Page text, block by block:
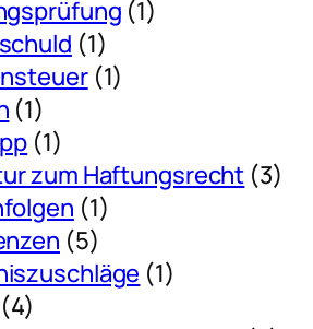
(1)
(1)
(1)
(1)
(1)
zum Haftungsrecht (3)
(1)
(5)
(1)